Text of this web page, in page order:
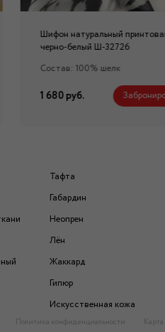
Шифон натуральный
черно-белый Ш-32726
Состав: 100% шелк
1 680 руб.
Тафта
Габардин
Неопрен
Лён
Жаккард
Гипюр
Искусственная кожа
Политика конфиденциальности